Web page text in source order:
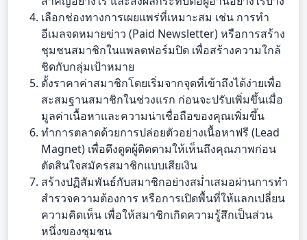
เลือกช่องทางการเผยแพร่ที่เหมาะสม เช่น การทำ
อีเมลจดหมายข่าว (Paid Newsletter) หรือการสร้าง
ชุมชนสมาชิกในแพลตฟอร์มปิด เพื่อสร้างความใกล้
ชิดกับกลุ่มเป้าหมาย
ตั้งราคาค่าสมาชิกโดยเริ่มจากจุดที่เข้าถึงได้ง่ายเพื่อ
สะสมฐานสมาชิกในช่วงแรก ก่อนจะปรับเพิ่มขึ้นเมื่อ
มูลค่าเนื้อหาและความน่าเชื่อถือของคุณเพิ่มขึ้น
ทำการตลาดด้วยการปล่อยตัวอย่างเนื้อหาฟรี (Lead
Magnet) เพื่อดึงดูดผู้ติดตามให้เห็นถึงคุณภาพก่อน
ตัดสินใจสมัครสมาชิกแบบเสียเงิน
สร้างปฏิสัมพันธ์กับสมาชิกอย่างสม่ำเสมอผ่านการทำ
สำรวจความต้องการ หรือการเปิดพื้นที่ให้แลกเปลี่ยน
ความคิดเห็น เพื่อให้สมาชิกเกิดความรู้สึกเป็นส่วน
หนึ่งของชุมชน